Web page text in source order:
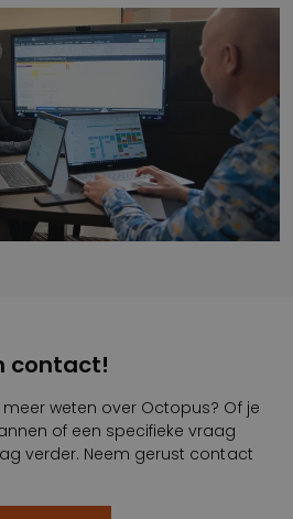
contact!
weten over Octopus? Of je
of een specifieke vraag
verder. Neem gerust contact